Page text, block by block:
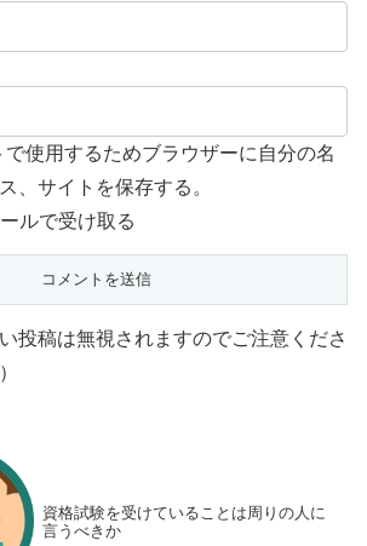
使用するためブラウザーに自分の名
、サイトを保存する。
ルで受け取る
投稿は無視されますのでご注意くださ
資格試験を受けていることは周りの人に
言うべきか